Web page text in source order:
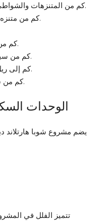
1.9 كم من المتنزهات والشواطئ منتزه هارتلاند جرينز.
4.1 كم من متنزه جزيرة كريك المركزي.
5.7 كم من نادي البادية للجولف.
5.1 كم من سينما سيتي فاونتن فيوز.
5.5 كم إلى ريل سينما في دبي مول.
5.8 كم من سينيبلكس جراند حياة.
الوحدات
يضم مشروع شوبا
تتميز الفلل في